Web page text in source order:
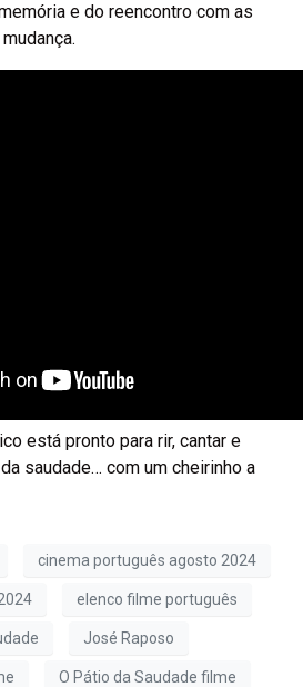
e do reencontro com as
está pronto para rir, cantar e
saudade… com um cheirinho a
cinema português agosto 2024
elenco filme português
José Raposo
O Pátio da Saudade filme